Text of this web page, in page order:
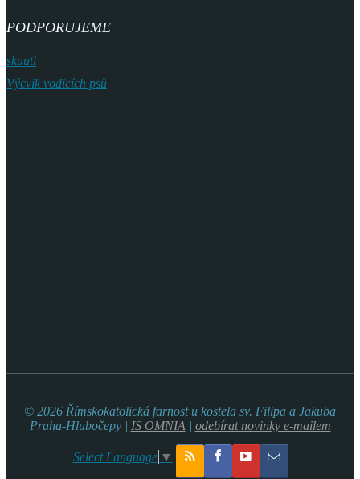
PODPORUJEME
skauti
Výcvik vodicích psů
© 2026 Římskokatolická farnost u kostela sv. Filipa a Jakuba
Praha-Hlubočepy | IS OMNIA | odebírat novinky e-mailem
Select Language ▼